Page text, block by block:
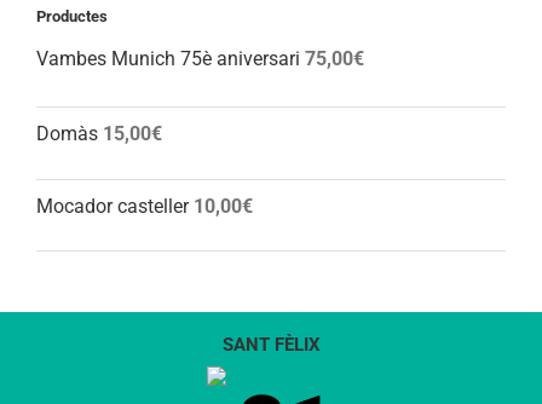
Productes
Vambes Munich 75è aniversari 75,00€
Domàs 15,00€
Mocador casteller 10,00€
SANT FÈLIX